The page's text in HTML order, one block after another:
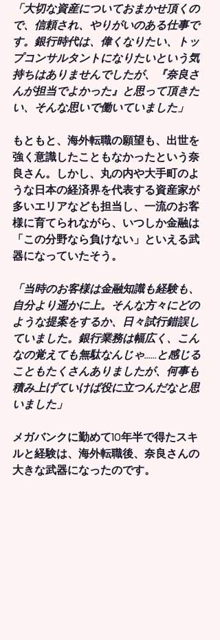
「大切な資産についておまかせ頂くの
で、信頼され、やりがいのある仕事で
す。銀行時代は、偉くなりたい、トッ
プコンサルタントになりたいという気
持ちはありませんでしたが、『奈良さ
んが担当でよかった』と思って頂きた
い、そんな思いで働いていました」
もともと、海外転職の願望も、出世を
強く意識したこともなかったという奈
良さん。しかし、丸の内や大手町のよ
うな日本の経済界を代表する資産家が
多いエリアなども担当し、一流のお客
様に育てられながら、いつしか金融は
「この分野なら負けない」といえる武
器になっていたそう。
「当時のお客様は金融知識も経験も、
自分より遥かに上。そんな方々にどの
ような提案をするか、日々試行錯誤し
ていました。銀行業務は幅広く、こん
なの覚えても無駄なんじゃ……と感じる
こともたくさんありましたが、何事も
積み上げていけば役に立つんだなと思
いました」
メガバンクに勤めて10年半で得たスキ
ルと経験は、海外転職後、奈良さんの
大きな武器になったのです。